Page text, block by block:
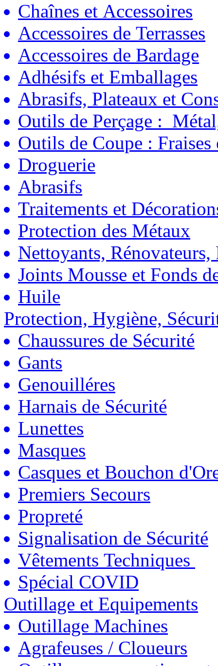
Chaînes et Accessoires
Accessoires de Terrasses
Accessoires de Bardage
Adhésifs et Emballages
Abrasifs, Plateaux et
Outils de Perçage :
Outils de Coupe : Fraises
Droguerie
Abrasifs
Traitements et
Protection des Métaux
Nettoyants, Rénovateurs,
Joints Mousse et Fonds
Huile
Protection, Hygiène,
Chaussures de Sécurité
Gants
Genouilléres
Harnais de Sécurité
Lunettes
Masques
Casques et Bouchon
Premiers Secours
Propreté
Signalisation de Sécurité
Vêtements Techniques
Spécial COVID
Outillage et Equipements
Outillage Machines
Agrafeuses / Cloueurs